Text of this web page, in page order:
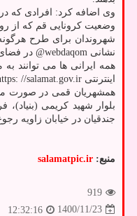
وی اضافه کرد: افرادی که
وضعیت کرونایی قم که از روز ۵ آذرماه به رنگ آبی درآمده بود، از چهارم بهمن ماه به رنگ زرد و از هشتم بهمن ماه به رنگ قرمز
شهروندان برای طرح هرگونه پرسش درباره ویروس
نشانی webdaqom@ در فضای مجازی و یا تارنمای آن به نشانی اینترنتی www.muq.ac.ir رجوع کنند.
اینترنتی https: //salamat.gov.ir رجوع کنند.
همشهریان قمی در صورت
جندقیان در خیابان زاویه
منبع: salamatpic.ir
919
1400/11/23
12:32:16